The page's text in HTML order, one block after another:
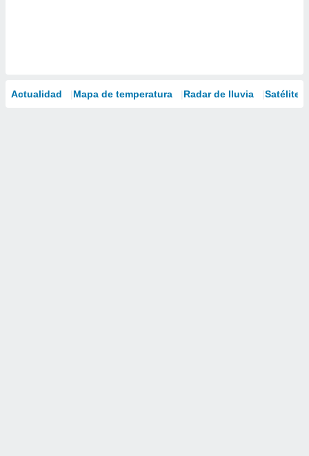
Actualidad Mapa de temperatura Radar de lluvia Satélites